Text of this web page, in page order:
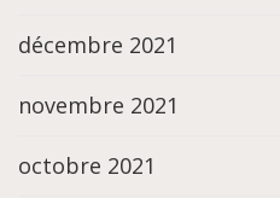
décembre 2021
novembre 2021
octobre 2021